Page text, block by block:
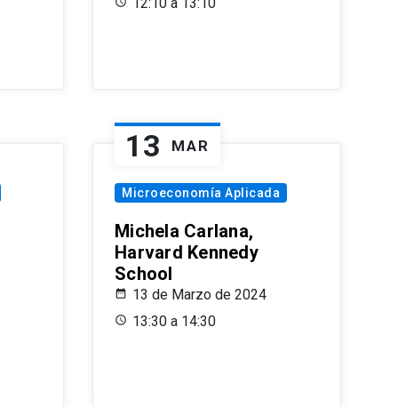
13 MAR
Microeconomía Aplicada
Michela Carlana,
Harvard Kennedy
School
13 de Marzo de 2024
13:30 a 14:30